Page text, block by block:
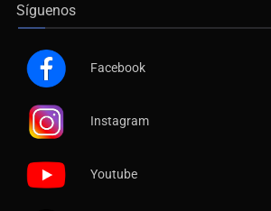
Síguenos
Facebook
Instagram
Youtube